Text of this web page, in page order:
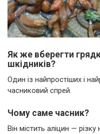
Як же вберегти
шкідників?
Один із найпростіших і
часниковий спрей.
Чому саме часник?
Він містить аліцин —